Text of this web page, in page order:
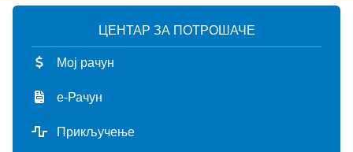
ПОЧЕТНА
О НАМА
лична карта
КОРИСНИЦИ
ЦЕНТАР ЗА ПОТРОШАЧЕ
Мој рачун
е-Рачун
Прикључење